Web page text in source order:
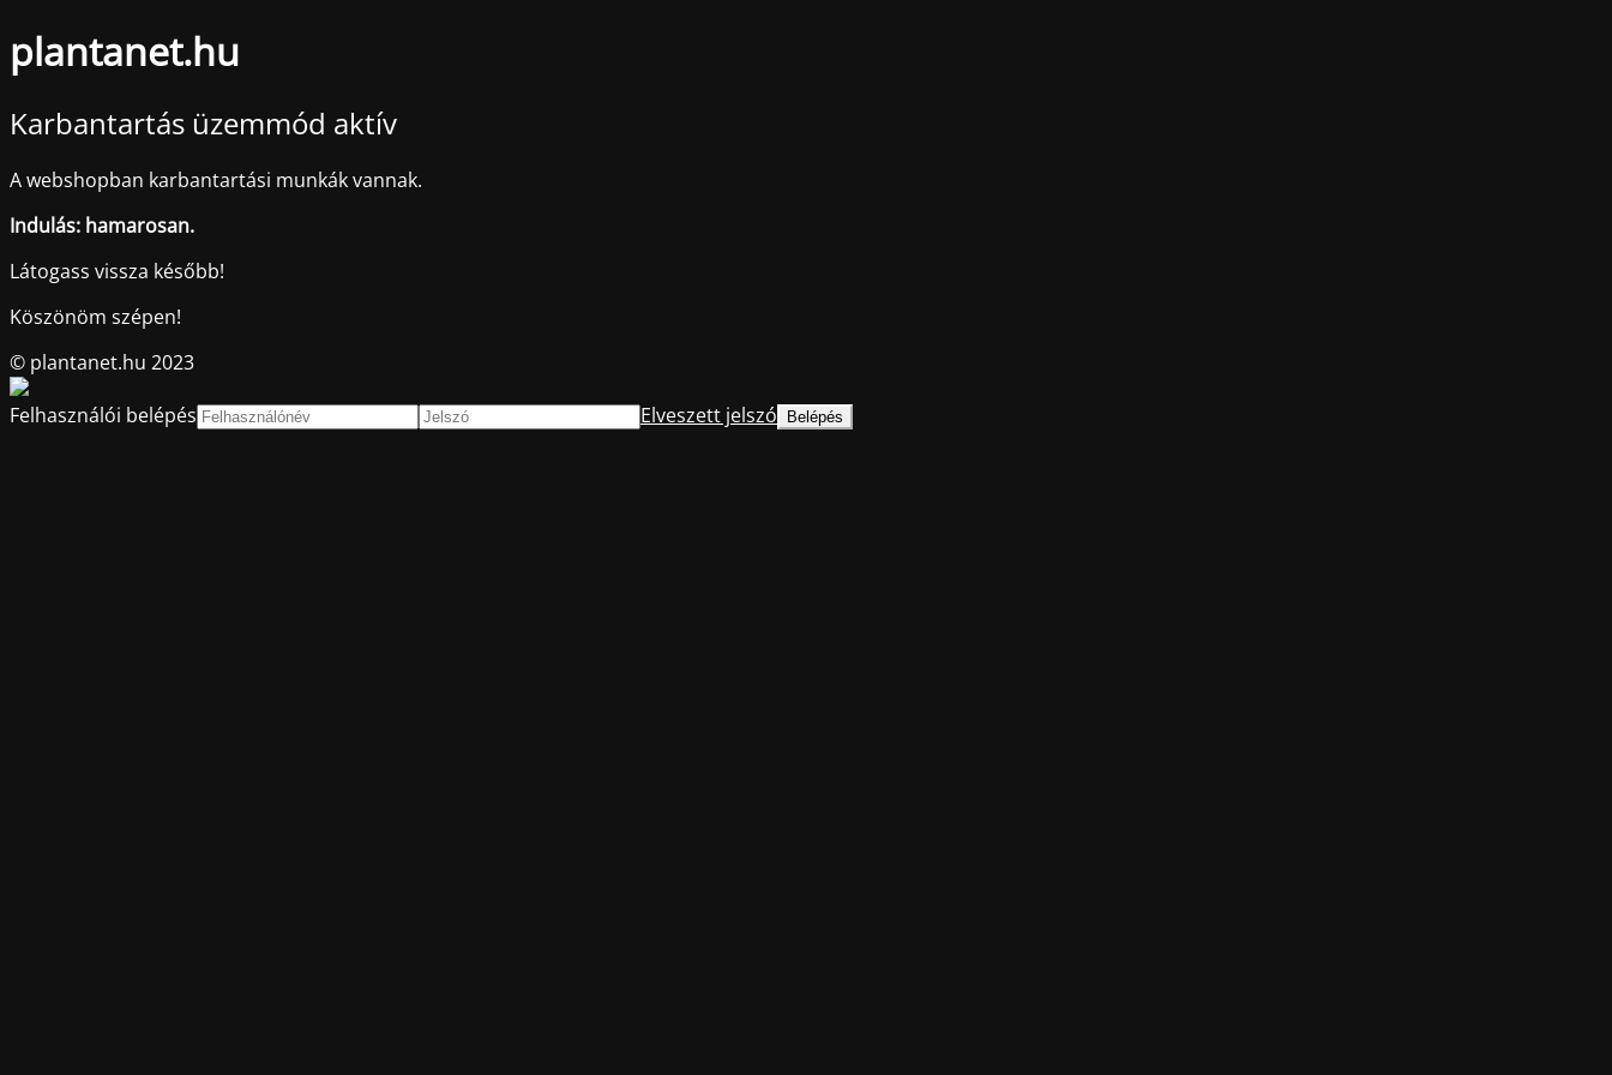
plantanet.hu
Karbantartás üzemmód aktív
A webshopban karbantartási munkák vannak.
Indulás: hamarosan.
Látogass vissza később!
Köszönöm szépen!
© plantanet.hu 2023
Felhasználói belépés
Elveszett jelszó